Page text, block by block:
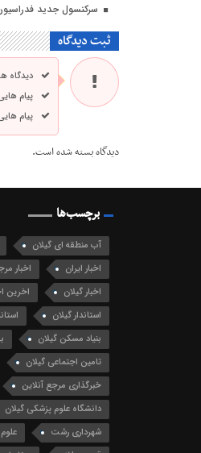
سرکنسول جدید
ثبت دیدگاه
دیدگاه
پیام
پیام
دیدگاه بسته شده است.
برچسب‌ها
آب منطقه ای گیلان
اخبار ایران
اخبار
اخبار گیلان
اخرین
استاندار گیلان
بنیاد مسکن گیلان
تامین اجتماعی گیلان
خبرگذاری مرجع آنلاین
دانشگاه علوم پزشکی گیلان
شهرداری رشت